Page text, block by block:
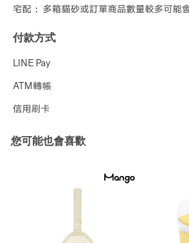
宅配 ：多箱貓砂或訂單商品數量較多可能
付款方式
LINE Pay
ATM轉帳
信用刷卡
您可能也會喜歡